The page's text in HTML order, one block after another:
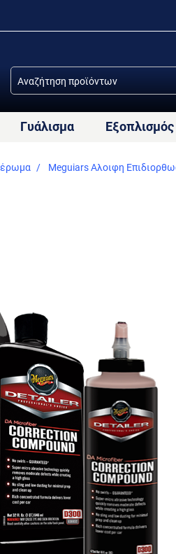
Γυάλισμα Εξοπλισμός
Meguiars Αλοιφη